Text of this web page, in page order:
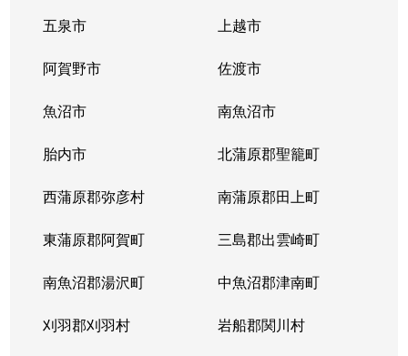
五泉市 上越市
阿賀野市 佐渡市
魚沼市 南魚沼市
胎内市 北蒲原郡聖籠町
西蒲原郡弥彦村 南蒲原郡田上町
東蒲原郡阿賀町 三島郡出雲崎町
南魚沼郡湯沢町 中魚沼郡津南町
刈羽郡刈羽村 岩船郡関川村